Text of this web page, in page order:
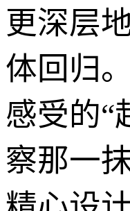
更深层
体回归
感受的“
察那一